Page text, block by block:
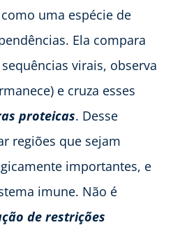
uma espécie de
Ela compara
virais, observa
e cruza esses
proteicas. Desse
regiões que sejam
importantes, e
imune. Não é
de restrições